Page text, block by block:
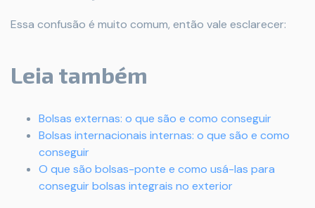
Essa confusão é muito comum, então vale esclarecer:
Leia também
Bolsas externas: o que são e como conseguir
Bolsas internacionais internas: o que são e como
conseguir
O que são bolsas-ponte e como usá-las para
conseguir bolsas integrais no exterior